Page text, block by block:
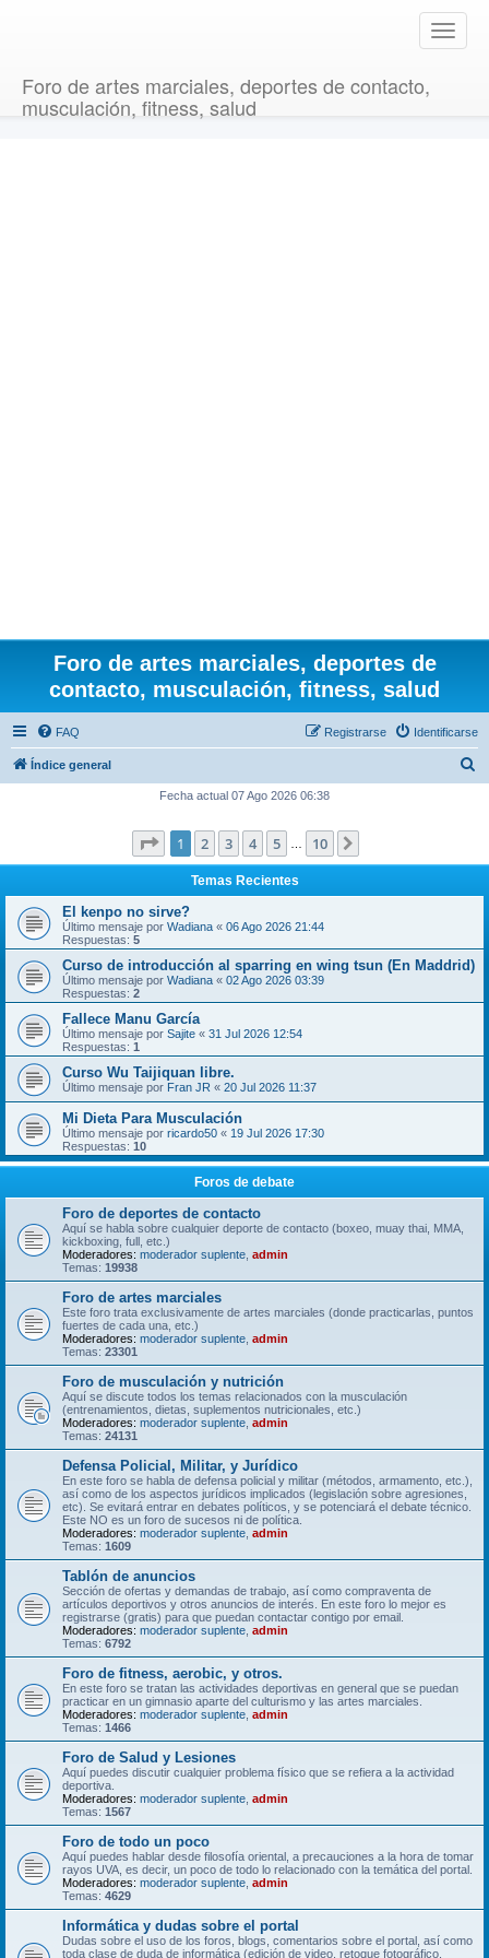
T
o
Foro de artes marciales, deportes de contacto,
musculación, fitness, salud
Foro de artes marciales, deportes de
contacto, musculación, fitness, salud
FAQ Identificarse
Registrarse
Índice general
a
r
Fecha actual 07 Ago 2026 06:38
Página de 10
1 2 3 4 5 10
Temas Recientes
El kenpo no sirve?
Último mensaje por Wadiana « 06 Ago 2026 21:44
Respuestas: 5
Curso de introducción al sparring en wing tsun (En Maddrid)
Último mensaje por Wadiana « 02 Ago 2026 03:39
Respuestas: 2
Fallece Manu García
Último mensaje por Sajite « 31 Jul 2026 12:54
Respuestas: 1
Curso Wu Taijiquan libre.
Último mensaje por Fran JR « 20 Jul 2026 11:37
Mi Dieta Para Musculación
Último mensaje por ricardo50 « 19 Jul 2026 17:30
Respuestas: 10
Foros de debate
Foro de deportes de contacto
Aquí se habla sobre cualquier deporte de contacto (boxeo, muay thai, MMA,
kickboxing, full, etc.)
Moderadores: moderador suplente admin
Temas: 19938
Foro de artes marciales
Este foro trata exclusivamente de artes marciales (donde practicarlas, puntos
fuertes de cada una, etc.)
Moderadores: moderador suplente admin
Temas: 23301
Foro de musculación y nutrición
Aquí se discute todos los temas relacionados con la musculación
(entrenamientos, dietas, suplementos nutricionales, etc.)
Moderadores: moderador suplente admin
Temas: 24131
Defensa Policial, Militar, y Jurídico
En este foro se habla de defensa policial y militar (métodos, armamento, etc.),
así como de los aspectos jurídicos implicados (legislación sobre agresiones,
etc). Se evitará entrar en debates políticos, y se potenciará el debate técnico.
Este NO es un foro de sucesos ni de política.
Moderadores: moderador suplente admin
Temas: 1609
Tablón de anuncios
Sección de ofertas y demandas de trabajo, así como compraventa de
artículos deportivos y otros anuncios de interés. En este foro lo mejor es
registrarse (gratis) para que puedan contactar contigo por email.
Moderadores: moderador suplente admin
Temas: 6792
Foro de fitness, aerobic, y otros.
En este foro se tratan las actividades deportivas en general que se puedan
practicar en un gimnasio aparte del culturismo y las artes marciales.
Moderadores: moderador suplente admin
Temas: 1466
Foro de Salud y Lesiones
Aquí puedes discutir cualquier problema físico que se refiera a la actividad
deportiva.
Moderadores: moderador suplente admin
Temas: 1567
Foro de todo un poco
Aquí puedes hablar desde filosofía oriental, a precauciones a la hora de tomar
rayos UVA, es decir, un poco de todo lo relacionado con la temática del portal.
Moderadores: moderador suplente admin
Temas: 4629
Informática y dudas sobre el portal
Dudas sobre el uso de los foros, blogs, comentarios sobre el portal, así como
toda clase de duda de informática (edición de video, retoque fotográfico,